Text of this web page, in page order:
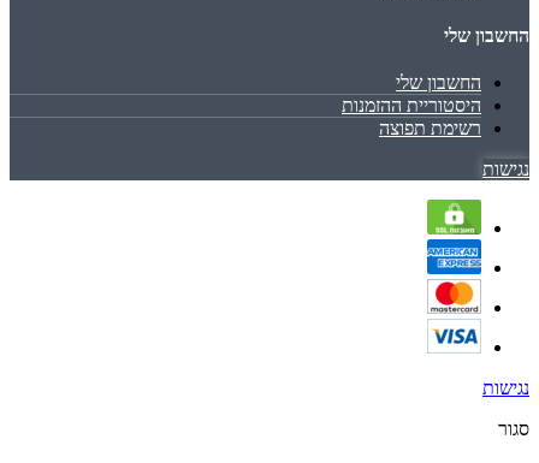
החשבון שלי
החשבון שלי
היסטוריית ההזמנות
רשימת תפוצה
נגישות
נגישות
סגור